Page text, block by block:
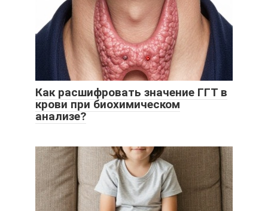
Как расшифровать значение ГГТ в
крови при биохимическом
анализе?